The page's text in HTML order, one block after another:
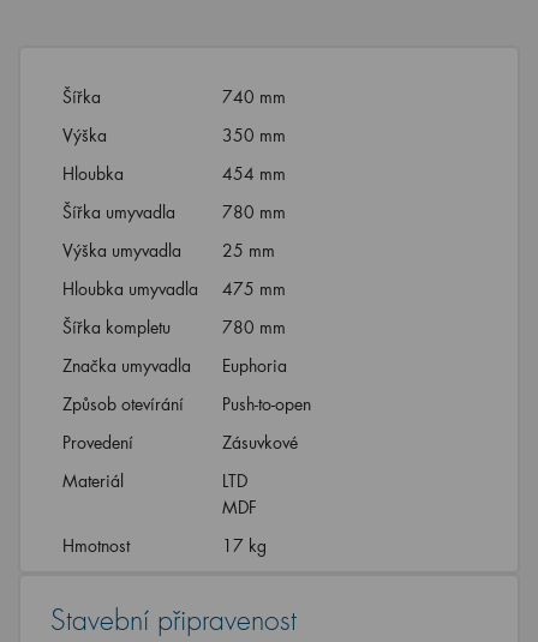
Šířka
740 mm
Výška
350 mm
Hloubka
454 mm
Šířka umyvadla
780 mm
Výška umyvadla
25 mm
Hloubka umyvadla
475 mm
Šířka kompletu
780 mm
Značka umyvadla
Euphoria
Způsob otevírání
Push-to-open
Provedení
Zásuvkové
Materiál
LTD
MDF
Hmotnost
17 kg
Stavební připravenost